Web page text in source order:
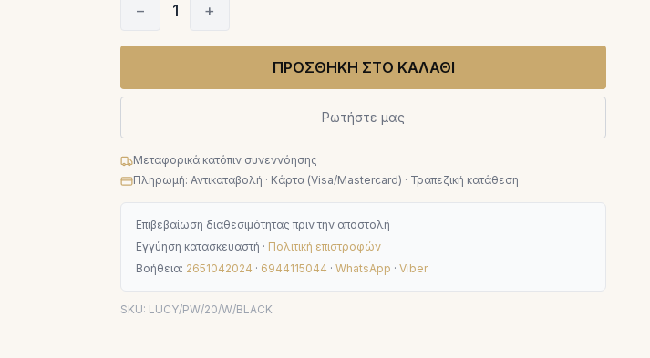
− 1 +
ΠΡΟΣΘΗΚΗ ΣΤΟ ΚΑΛΑΘΙ
Ρωτήστε μας
Μεταφορικά κατόπιν συνεννόησης
Πληρωμή: Αντικαταβολή · Κάρτα (Visa/Mastercard) · Τραπεζική κατάθεση
Επιβεβαίωση διαθεσιμότητας πριν την αποστολή
Εγγύηση κατασκευαστή · Πολιτική επιστροφών
Βοήθεια: 2651042024 · 6944115044 · WhatsApp · Viber
SKU: LUCY/PW/20/W/BLACK